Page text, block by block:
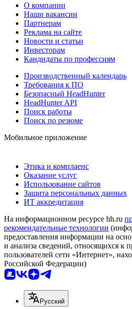
О компании
Наши вакансии
Партнерам
Реклама на сайте
Новости и статьи
Инвесторам
Кандидаты по профессиям
Производственный календарь
Требования к ПО
Безопасный HeadHunter
HeadHunter API
Поиск работы
Поиск по резюме
Мобильное приложение
Этика и комплаенс
Оказание услуг
Использование сайтов
Защита персональных данных
ИТ аккредитация
На информационном ресурсе hh.ru
рекомендательные технологии
предоставления информации на
и анализа сведений, относящихся к
пользователей сети «Интернет»,
Российской Федерации)
Русский